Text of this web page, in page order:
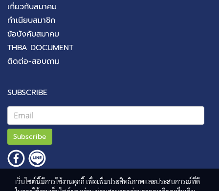
เกี่ยวกับสมาคม
ทำเนียบสมาชิก
ข้อบังคับสมาคม
THBA DOCUMENT
ติดต่อ-สอบถาม
SUBSCRIBE
Subscribe
เว็บไซต์นี้มีการใช้งานคุกกี้ เพื่อเพิ่มประสิทธิภาพและประสบการณ์ที่ดี